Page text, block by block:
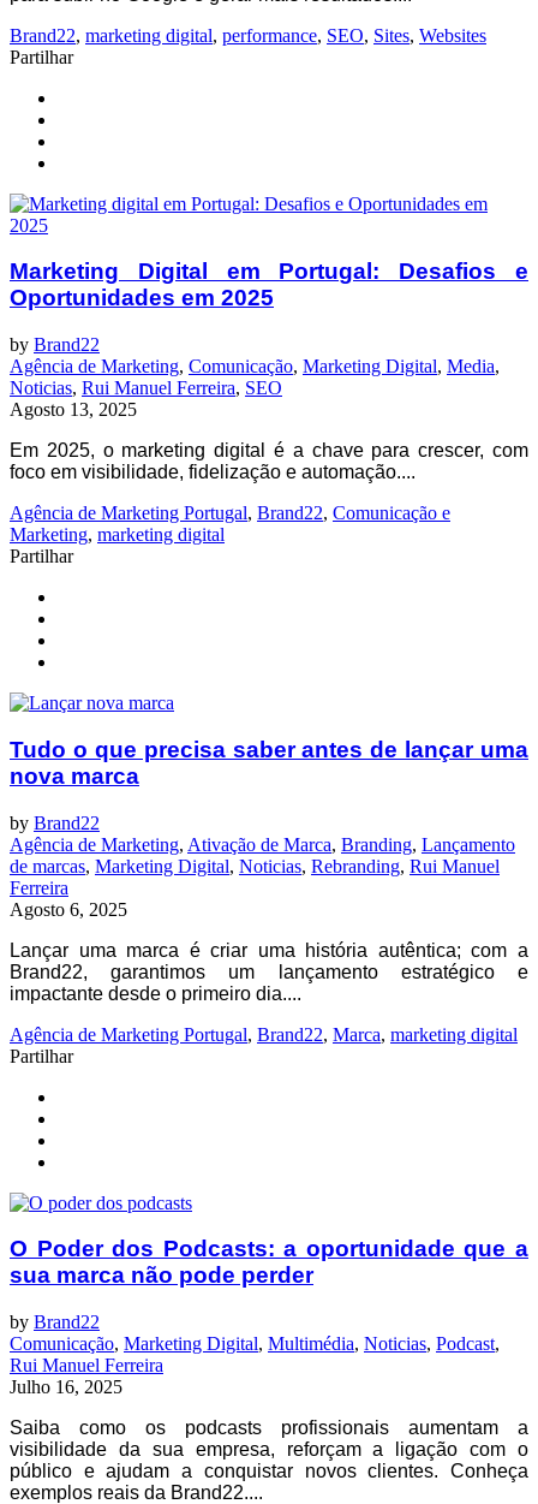
Brand22, marketing digital, performance, SEO, Sites, Websites
Partilhar
Marketing Digital em Portugal: Desafios e
Oportunidades em 2025
by Brand22
Agência de Marketing, Comunicação, Marketing Digital, Media,
Noticias, Rui Manuel Ferreira, SEO
Agosto 13, 2025
Em 2025, o marketing digital é a chave para crescer, com
foco em visibilidade, fidelização e automação....
Agência de Marketing Portugal, Brand22, Comunicação e
Marketing, marketing digital
Partilhar
Tudo o que precisa saber antes de lançar uma
nova marca
by Brand22
Agência de Marketing, Ativação de Marca, Branding, Lançamento
de marcas, Marketing Digital, Noticias, Rebranding, Rui Manuel
Ferreira
Agosto 6, 2025
Lançar uma marca é criar uma história autêntica; com a
Brand22, garantimos um lançamento estratégico e
impactante desde o primeiro dia....
Agência de Marketing Portugal, Brand22, Marca, marketing digital
Partilhar
O Poder dos Podcasts: a oportunidade que a
sua marca não pode perder
by Brand22
Comunicação, Marketing Digital, Multimédia, Noticias, Podcast,
Rui Manuel Ferreira
Julho 16, 2025
Saiba como os podcasts profissionais aumentam a
visibilidade da sua empresa, reforçam a ligação com o
público e ajudam a conquistar novos clientes. Conheça
exemplos reais da Brand22....